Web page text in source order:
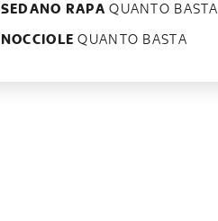
SEDANO RAPA QUANTO BASTA
NOCCIOLE QUANTO BASTA